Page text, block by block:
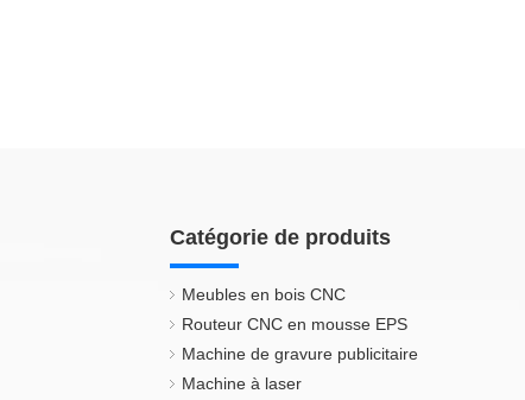
Catégorie de produits
Meubles en bois CNC
Routeur CNC en mousse EPS
Machine de gravure publicitaire
Machine à laser